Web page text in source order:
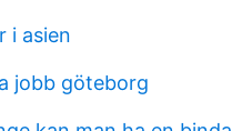
i asien
jobb göteborg